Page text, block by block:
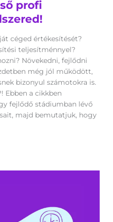
profi
céged értékesítését?
teljesítménnyel?
Növekedni, fejlődni
még jól működött,
bizonyul számotokra is.
Ebben a cikkben
fejlődő stádiumban lévő
majd bemutatjuk, hogy